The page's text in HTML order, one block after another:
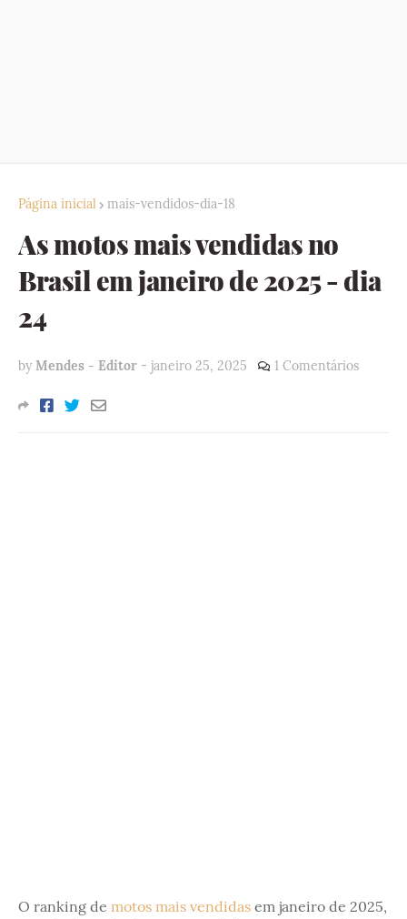
Página inicial mais-vendidos-dia-18
As motos mais vendidas no
Brasil em janeiro de 2025 - dia
24
by Mendes - Editor - janeiro 25, 2025 1 Comentários
O ranking de motos mais vendidas em janeiro de 2025,